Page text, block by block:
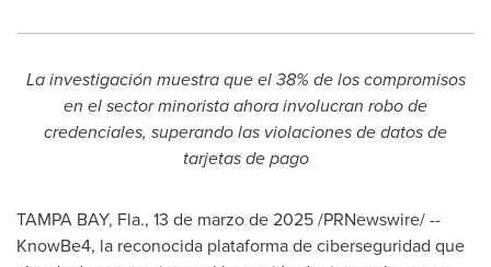
La investigación muestra que el 38% de los compromisos
en el sector minorista ahora involucran robo de
credenciales, superando las violaciones de datos de
tarjetas de pago
TAMPA BAY, Fla., 13 de marzo de 2025/PRNewswire/ --
KnowBe4, la reconocida plataforma de ciberseguridad que